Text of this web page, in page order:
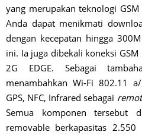
yang merupakan teknologi
Anda dapat menikmati
dengan kecepatan hingga
ini. Ia juga dibekali koneksi
2G EDGE. Sebagai
menambahkan Wi-Fi 802.11
GPS, NFC, Infrared sebagai
Semua komponen tersebut
removable berkapasitas